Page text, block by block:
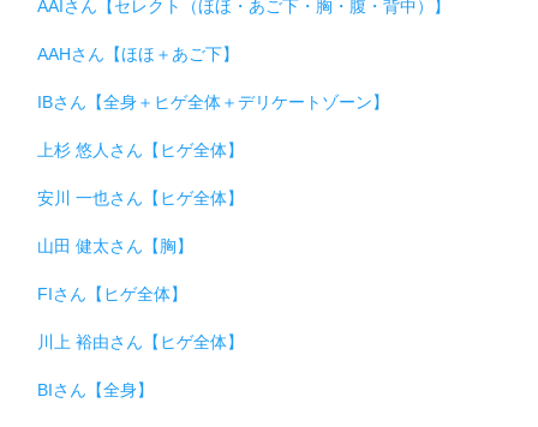
AAIさん【セレクト（ほほ・あご下・胸・腹・背中）】
AAHさん【ほほ＋あご下】
IBさん【全身＋ヒゲ全体＋デリケートゾーン】
上杉 悠人さん【ヒゲ全体】
安川 一也さん【ヒゲ全体】
山田 健太さん【胸】
FIさん【ヒゲ全体】
川上 裕由さん【ヒゲ全体】
BIさん【全身】